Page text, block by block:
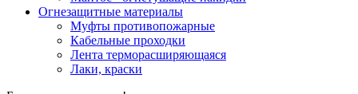
Огнезащитные материалы
Муфты противопожарные
Кабельные проходки
Лента терморасширяющаяся
Лаки, краски